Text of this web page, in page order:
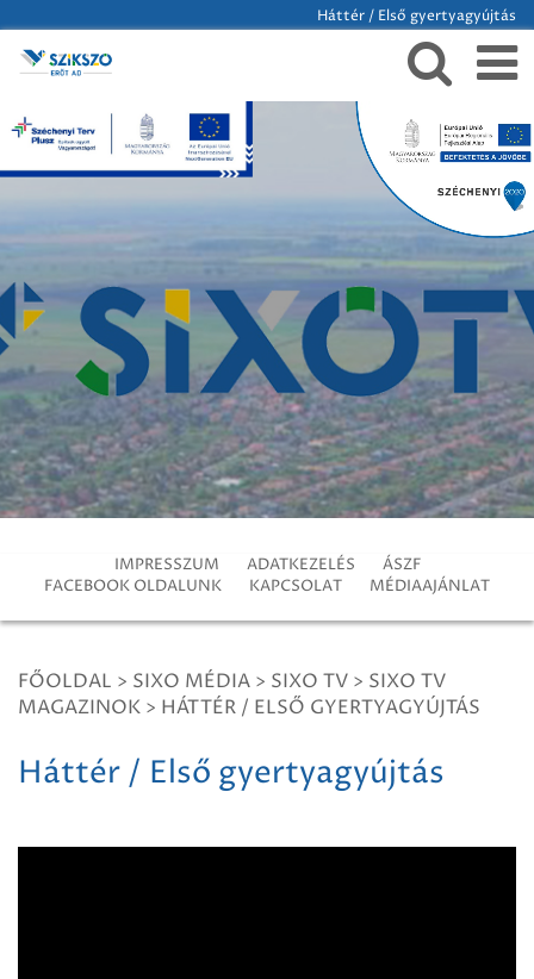
Háttér / Első gyertyagyújtás
IMPRESSZUM ADATKEZELÉS
ÁSZF
FACEBOOK OLDALUNK
KAPCSOLAT MÉDIAAJÁNLAT
FŐOLDAL > SIXO MÉDIA > SIXO TV > SIXO TV
MAGAZINOK > HÁTTÉR / ELSŐ GYERTYAGYÚJTÁS
Háttér / Első gyertyagyújtás